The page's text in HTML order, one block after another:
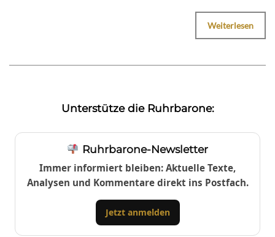
Weiterlesen
Unterstütze die Ruhrbarone:
Ruhrbarone-Newsletter
Immer informiert bleiben: Aktuelle Texte,
Analysen und Kommentare direkt ins Postfach.
Jetzt anmelden